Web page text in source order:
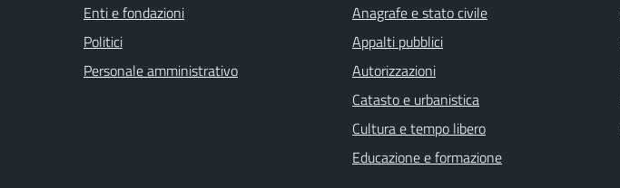
Enti e fondazioni
Politici
Personale amministrativo
Anagrafe e stato civile
Appalti pubblici
Autorizzazioni
Catasto e urbanistica
Cultura e tempo libero
Educazione e formazione